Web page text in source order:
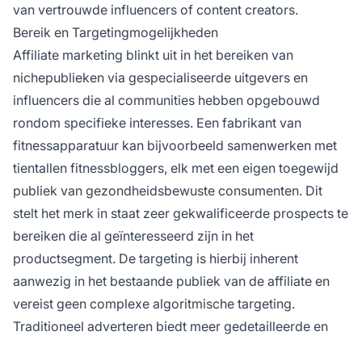
van vertrouwde influencers of content creators.
Bereik en Targetingmogelijkheden
Affiliate marketing blinkt uit in het bereiken van
nichepublieken via gespecialiseerde uitgevers en
influencers die al communities hebben opgebouwd
rondom specifieke interesses. Een fabrikant van
fitnessapparatuur kan bijvoorbeeld samenwerken met
tientallen fitnessbloggers, elk met een eigen toegewijd
publiek van gezondheidsbewuste consumenten. Dit
stelt het merk in staat zeer gekwalificeerde prospects te
bereiken die al geïnteresseerd zijn in het
productsegment. De targeting is hierbij inherent
aanwezig in het bestaande publiek van de affiliate en
vereist geen complexe algoritmische targeting.
Traditioneel adverteren biedt meer gedetailleerde en